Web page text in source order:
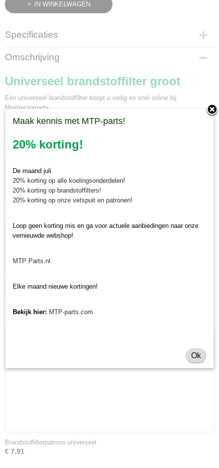
IN WINKELWAGEN
Specificaties
Bruto gewicht
0,80 Kg
Omschrijving
Universeel brandstoffilter groot
Een universeel brandstoffilter koopt u veilig en snel online bij
Minitractorparts.
Dit brandstoffilter is universeel toepasbaar, compleet met 2 stuks 6 mm
slangaansluitingen.
Afmetingen:
buitendiameter 80 mm
hoogte 60 mm
inlaatpoort draaddiameter M14
Zie voor het bijbehorende brandstoffilterpatroon:
Minitractorparts.nl, uw leverancier voor
verkopen deze onderdelen met als specialisme de Japanse
Ook interessant
Brandstoffilterpatroon universeel
€ 7,91
Maak kennis met MTP-parts!
20% korting!
De maand juli
20% korting op alle koelingsonderdelen!
20% korting op brandstoffilters!
20% korting op onze vetspuit en patronen!
Loop geen korting mis en ga voor actuele aanbiedingen naar onze
vernieuwde webshop!
MTP Parts.nl
Elke maand nieuwe kortingen!
Bekijk hier: MTP-parts.com
Ok